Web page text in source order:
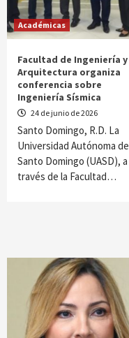
Académicas
Facultad de Ingeniería y
Arquitectura organiza
conferencia sobre
Ingeniería Sísmica
24 de junio de 2026
Santo Domingo, R.D. La
Universidad Autónoma de
Santo Domingo (UASD), a
través de la Facultad…